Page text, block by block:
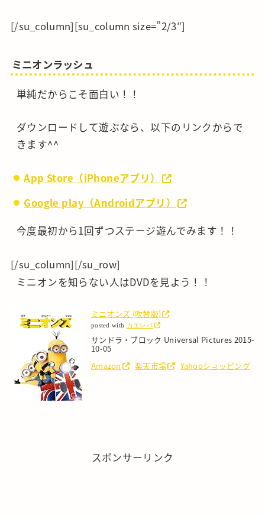
[/su_column][su_column size=”2/3″]
ミニオンラッシュ
単純だからこそ面白い！！
ダウンロードして遊ぶなら、以下のリンクからで
きます^^
App Store（iPhoneアプリ）
Google play（Androidアプリ）
今度最初から1回ずつステージ遊んでみます！！
[/su_column][/su_row]
ミニオンを知らない人はDVDを見よう！！
ミニオンズ (吹替版)
posted with カエレバ
サンドラ・ブロック Universal Pictures 2015-
10-05
Amazon
楽天市場 Yahooショッピング
スポンサーリンク